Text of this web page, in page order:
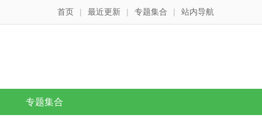
首页 | 最近更新 | 专题集合 | 站内导航
专题集合